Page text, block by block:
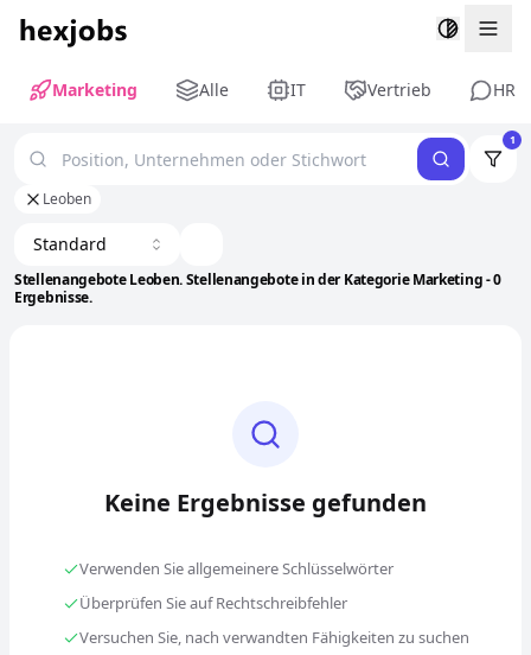
Marketing Alle IT Vertrieb HR
1
Leoben
Stellenangebote Leoben. Stellenangebote in der Kategorie Marketing - 0
Ergebnisse.
Standard
Keine Ergebnisse gefunden
Verwenden Sie allgemeinere Schlüsselwörter
Überprüfen Sie auf Rechtschreibfehler
Versuchen Sie, nach verwandten Fähigkeiten zu suchen